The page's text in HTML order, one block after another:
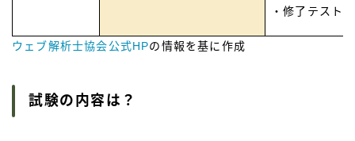
・修了テスト
ウェブ解析士協会公式HPの情報を基に作成
試験の内容は？